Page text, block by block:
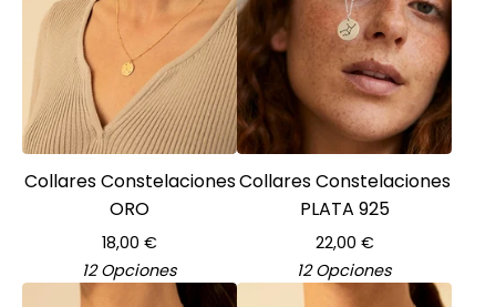
Collares Constelaciones
ORO
18,00 €
12 Opciones
Collares Constelaciones
PLATA 925
22,00 €
12 Opciones